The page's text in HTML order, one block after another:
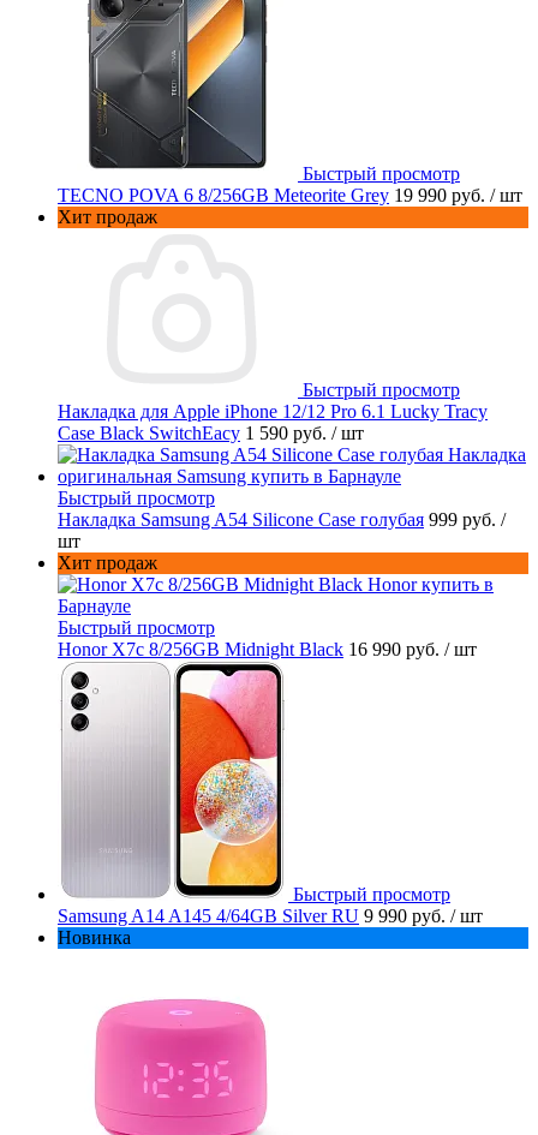
Быстрый просмотр
TECNO POVA 6 8/256GB Meteorite Grey 19 990 руб. / шт
Хит продаж
Быстрый просмотр
Накладка для Apple iPhone 12/12 Pro 6.1 Lucky Tracy
Case Black SwitchEacy 1 590 руб. / шт
Быстрый просмотр
Накладка Samsung A54 Silicone Case голубая 999 руб. /
шт
Хит продаж
Быстрый просмотр
Honor X7c 8/256GB Midnight Black 16 990 руб. / шт
Быстрый просмотр
Samsung A14 A145 4/64GB Silver RU 9 990 руб. / шт
Новинка